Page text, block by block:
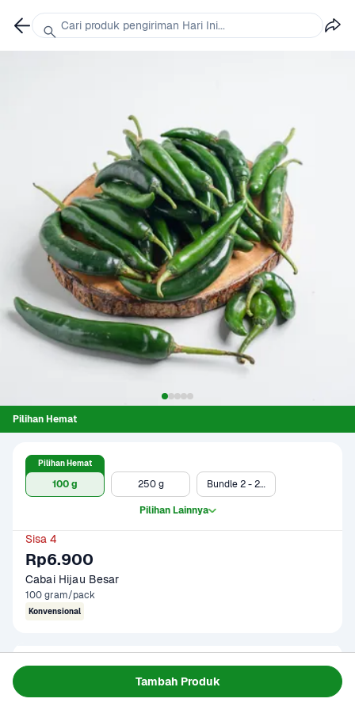
Tambah Produk
Pilihan Hemat
100 g
Pilihan Hemat
250 g Bundle 2 - 250 gr
Pilihan Lainnya
Sisa 4
Rp6.900
Cabai Hijau Besar
100 gram/pack
Konvensional
Gagal memuat data
Coba Lagi
Cari produk pengiriman Hari Ini...